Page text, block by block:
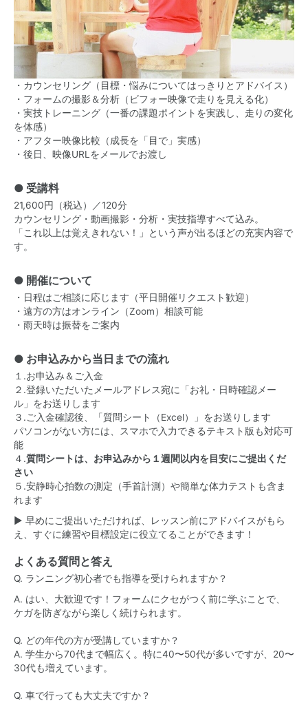
・カウンセリング（目標・悩みについてはっきりとアドバイス）
・フォームの撮影＆分析（ビフォー映像で走りを見える化）
・実技トレーニング（一番の課題ポイントを実践し、走りの変化
を体感）
・アフター映像比較（成長を「目で」実感）
・後日、映像URLをメールでお渡し
● 受講料
21,600円（税込）／120分
カウンセリング・動画撮影・分析・実技指導すべて込み。
「これ以上は覚えきれない！」という声が出るほどの充実内容で
す。
● 開催について
・日程はご相談に応じます（平日開催リクエスト歓迎）
・遠方の方はオンライン（Zoom）相談可能
・雨天時は振替をご案内
● お申込みから当日までの流れ
１.お申込み＆ご入金
２.登録いただいたメールアドレス宛に「お礼・日時確認メー
ル」をお送りします
３.ご入金確認後、「質問シート（Excel）」をお送りします
パソコンがない方には、スマホで入力できるテキスト版も対応可
能
４.質問シートは、お申込みから１週間以内を目安にご提出くだ
さい
５.安静時心拍数の測定（手首計測）や簡単な体力テストも含ま
れます
▶ 早めにご提出いただければ、レッスン前にアドバイスがもら
え、すぐに練習や目標設定に役立てることができます！
よくある質問と答え
Q. ランニング初心者でも指導を受けられますか？
A. はい、大歓迎です！フォームにクセがつく前に学ぶことで、
ケガを防ぎながら楽しく続けられます。
Q. どの年代の方が受講していますか？
A. 学生から70代まで幅広く。特に40〜50代が多いですが、20〜
30代も増えています。
Q. 車で行っても大丈夫ですか？